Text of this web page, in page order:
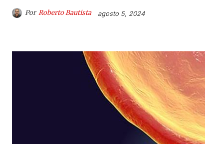
Por Roberto Bautista agosto 5, 2024